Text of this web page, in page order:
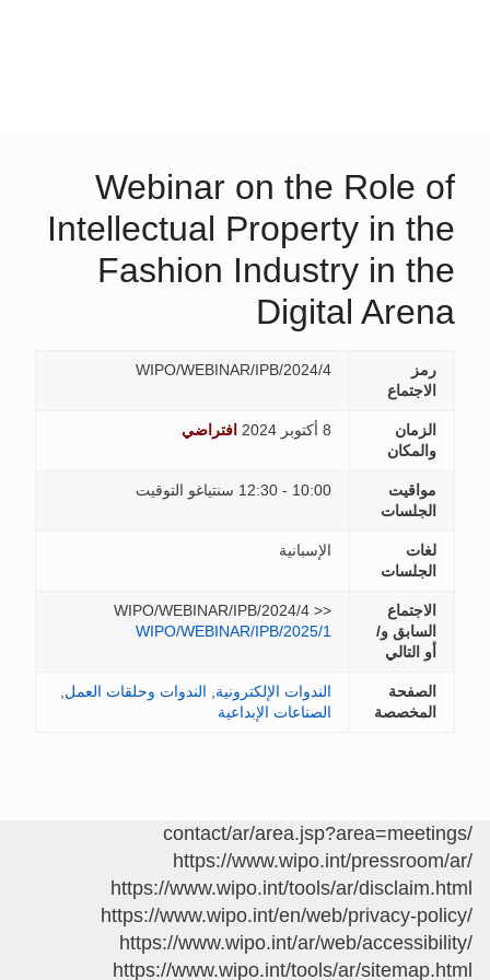
Webinar on the Role of
Intellectual Property in the
Fashion Industry in the
Digital Arena
رمز
الاجتماع
WIPO/WEBINAR/IPB/2024/4
الزمان
والمكان
8 أكتوبر 2024 افتراضي
مواقيت
الجلسات
10:00 - 12:30 سنتياغو التوقيت
لغات
الجلسات
الإسبانية
الاجتماع
السابق و/
أو التالي
WIPO/WEBINAR/IPB/2024/4 >>
WIPO/WEBINAR/IPB/2025/1
الصفحة
المخصصة
الندوات الإلكترونية الندوات وحلقات العمل
الصناعات الإبداعية
/contact/ar/area.jsp?area=meetings
https://www.wipo.int/pressroom/ar/
https://www.wipo.int/tools/ar/disclaim.html
https://www.wipo.int/en/web/privacy-policy/
https://www.wipo.int/ar/web/accessibility/
https://www.wipo.int/tools/ar/sitemap.html